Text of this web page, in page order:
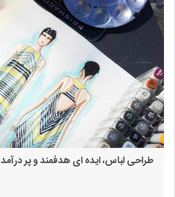
طراحی لباس، ایده ای هدفمند و پر درآمد